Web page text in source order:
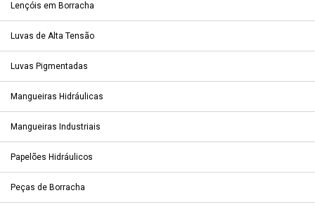
Lençóis em Borracha
Luvas de Alta Tensão
Luvas Pigmentadas
Mangueiras Hidráulicas
Mangueiras Industriais
Papelões Hidráulicos
Peças de Borracha